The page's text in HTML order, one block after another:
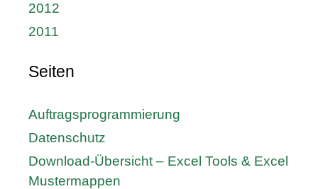
2012
2011
Seiten
Auftragsprogrammierung
Datenschutz
Download-Übersicht – Excel Tools & Excel
Mustermappen